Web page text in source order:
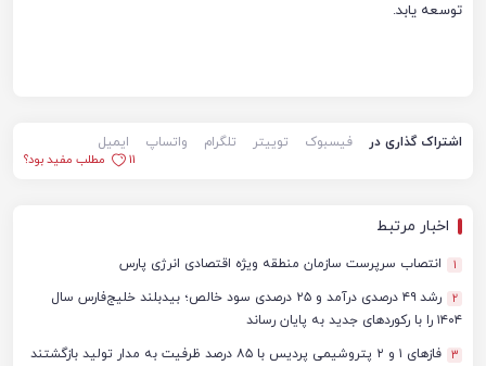
توسعه یابد.
اشتراک گذاری در فیسبوک توییتر تلگرام واتساپ
ایمیل
11
مطلب مفید بود؟
اخبار مرتبط
1 انتصاب سرپرست سازمان منطقه ویژه اقتصادی انرژی پارس
2
رشد ۴۹ درصدی درآمد و ۲۵ درصدی سود خالص؛ بیدبلند خلیج‌فارس سال
۱۴۰۴ را با رکوردهای جدید به پایان رساند
3 فازهای ۱ و ۲ پتروشیمی پردیس با ۸۵ درصد ظرفیت به مدار تولید بازگشتند